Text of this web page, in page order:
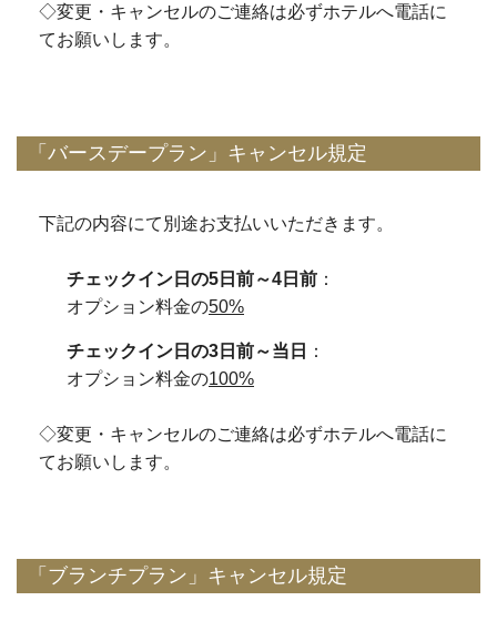
◇変更・キャンセルのご連絡は必ずホテルへ電話に
てお願いします。
「バースデープラン」キャンセル規定
下記の内容にて別途お支払いいただきます。
チェックイン日の5日前～4日前 ：
オプション料金の50%
チェックイン日の3日前～当日
：
オプション料金の100%
◇変更・キャンセルのご連絡は必ずホテルへ電話に
てお願いします。
「ブランチプラン」キャンセル規定